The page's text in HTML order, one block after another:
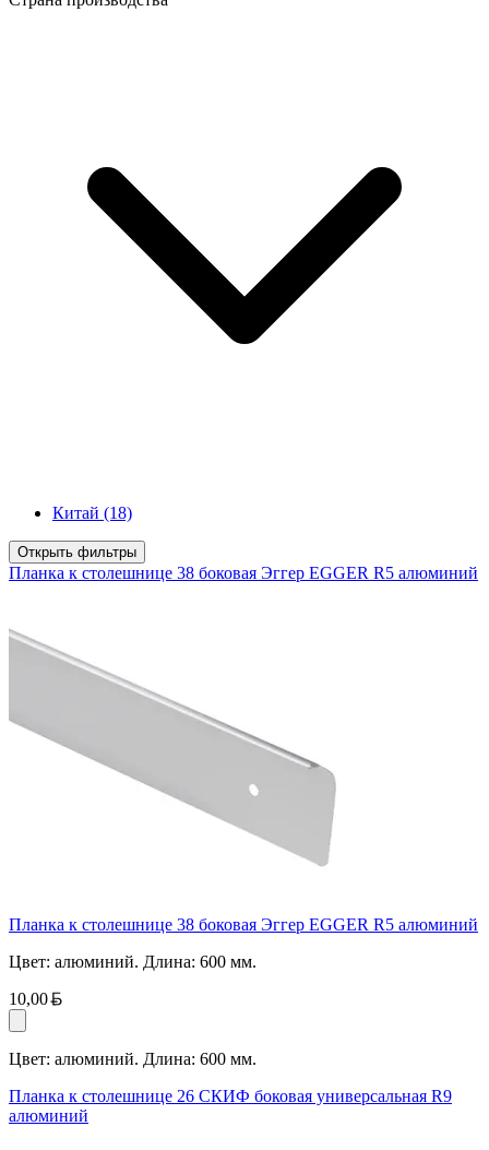
Китай (18)
Открыть фильтры
Планка к столешнице 38 боковая Эггер EGGER R5 алюминий
Планка к столешнице 38 боковая Эггер EGGER R5 алюминий
Цвет: алюминий. Длина: 600 мм.
10,00
Цвет: алюминий. Длина: 600 мм.
Планка к столешнице 26 СКИФ боковая универсальная R9
алюминий